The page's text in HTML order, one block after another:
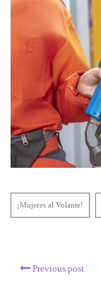
¡Mujeres al Volante!
Previous post